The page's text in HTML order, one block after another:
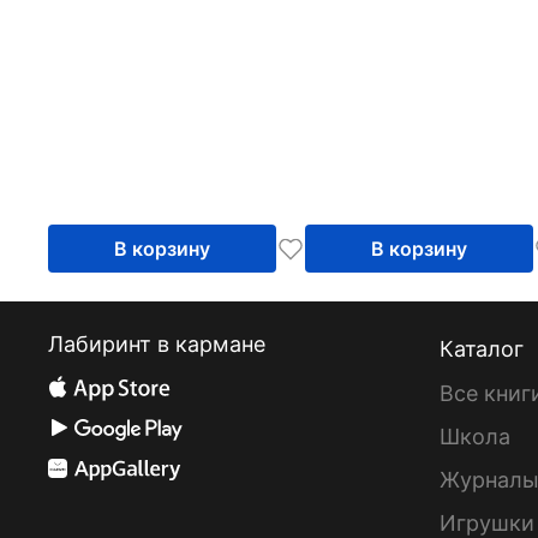
В корзину В корзину
Лабиринт в кармане
Каталог
Все
Школа
Журналы
Игрушки